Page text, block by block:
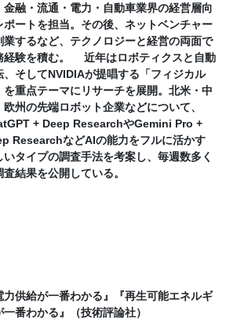
金融・流通・電力・自動車業界の経営層向
ポートを担当。その後、ネットベンチャー
業するなど、テクノロジーと経営の両面で
経験を積む。 近年はロボティクスと自動
、そしてNVIDIAが提唱する「フィジカル
を重点テーマにリサーチを展開。北米・中
欧州の先端ロボット企業などについて、
+ Deep ResearchやGemini Pro +
ResearchなどAIの能力をフルに活かす
いタイプの調査手法を考案し、毎週数多く
査結果を公開している。
力供給が一番わかる』『再生可能エネルギ
一番わかる』（技術評論社）